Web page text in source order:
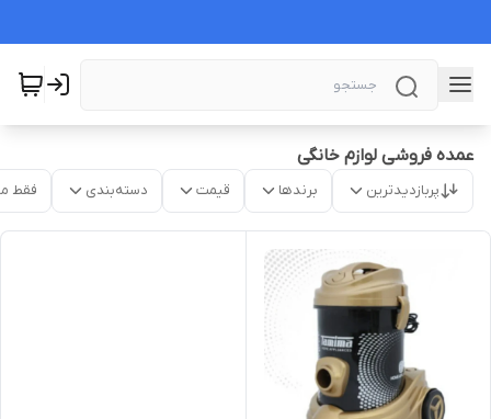
عمده فروشی لوازم خانگی
پربازدیدترین برندها قیمت دسته‌بندی فقط